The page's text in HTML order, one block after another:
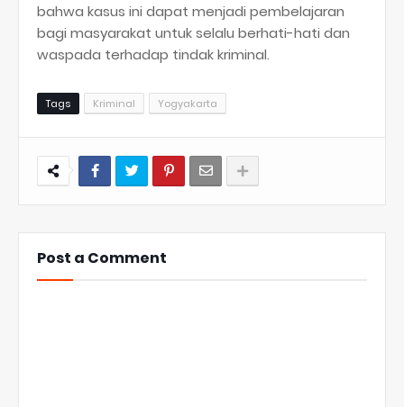
bahwa kasus ini dapat menjadi pembelajaran
bagi masyarakat untuk selalu berhati-hati dan
waspada terhadap tindak kriminal.
Tags Kriminal Yogyakarta
Post a Comment